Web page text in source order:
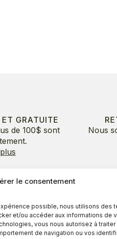
le consentement
possible, nous utilisons des
et/ou accéder aux informations de
vous nous autorisez à traiter
de navigation ou vos
GRATUITE
de 100$ sont
Nous
À
À propos